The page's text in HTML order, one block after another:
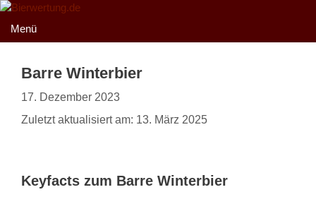
Zum
Inhalt
springen
Menü
Barre Winterbier
17. Dezember 2023
Zuletzt aktualisiert am: 13. März 2025
Keyfacts zum Barre Winterbier